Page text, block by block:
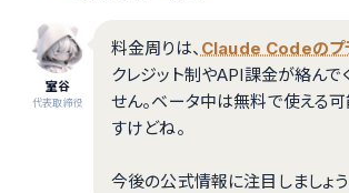
室谷
代表取締役
料金周りは、 Claude Codeのプ
クレジット制やAPI課金が絡んで
せん。ベータ中は無料で使える
すけどね。
今後の公式情報に注目しましょう